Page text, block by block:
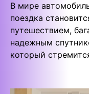
В мире
поездка
путешествием,
надежным
который